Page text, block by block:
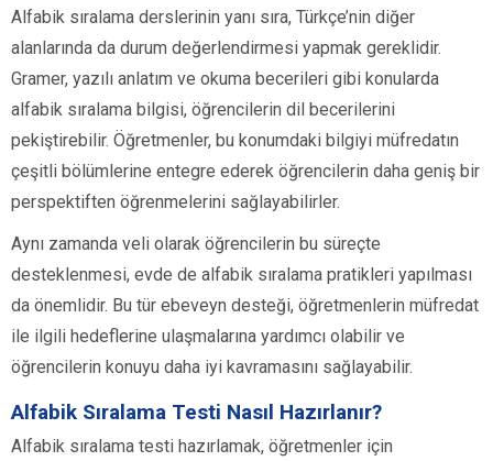
Alfabik sıralama derslerinin yanı sıra, Türkçe’nin diğer
alanlarında da durum değerlendirmesi yapmak gereklidir.
Gramer, yazılı anlatım ve okuma becerileri gibi konularda
alfabik sıralama bilgisi, öğrencilerin dil becerilerini
pekiştirebilir. Öğretmenler, bu konumdaki bilgiyi müfredatın
çeşitli bölümlerine entegre ederek öğrencilerin daha geniş bir
perspektiften öğrenmelerini sağlayabilirler.
Aynı zamanda veli olarak öğrencilerin bu süreçte
desteklenmesi, evde de alfabik sıralama pratikleri yapılması
da önemlidir. Bu tür ebeveyn desteği, öğretmenlerin müfredat
ile ilgili hedeflerine ulaşmalarına yardımcı olabilir ve
öğrencilerin konuyu daha iyi kavramasını sağlayabilir.
Alfabik Sıralama Testi Nasıl Hazırlanır?
Alfabik sıralama testi hazırlamak, öğretmenler için